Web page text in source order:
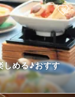
しめる♪おすす